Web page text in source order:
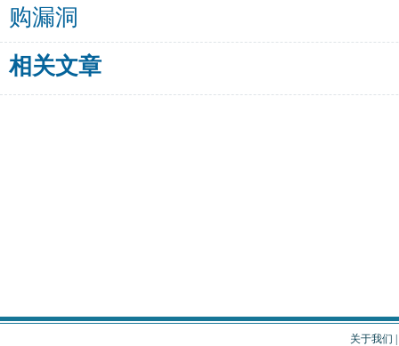
购漏洞
相关文章
关于我们